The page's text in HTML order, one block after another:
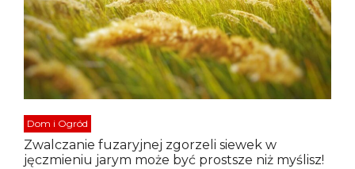
Dom i Ogród
Zwalczanie fuzaryjnej zgorzeli siewek w
jęczmieniu jarym może być prostsze niż myślisz!